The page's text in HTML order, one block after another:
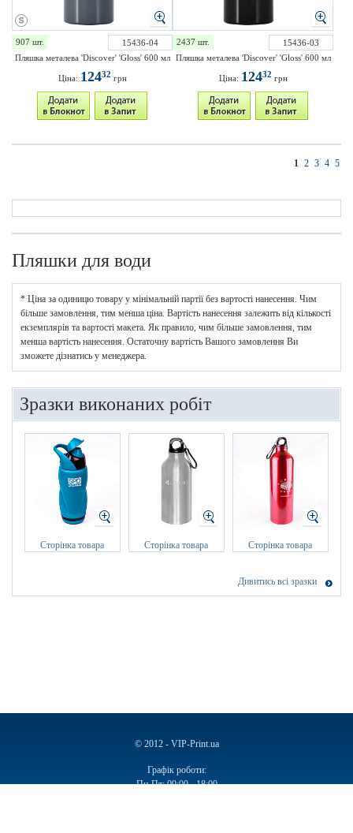
907 шт.
15436-04
Пляшка металева 'Discover' 'Gloss' 600 мл
Ціна: 12432 грн
2437 шт.
15436-03
Пляшка металева 'Discover' 'Gloss' 600 мл
Ціна: 12432 грн
1 2 3 4 5
Пляшки для води
* Ціна за одиницю товару у мінімальній партії без вартості нанесення. Чим
більше замовлення, тим менша ціна. Вартість нанесення залежить від кількості
екземплярів та вартості макета. Як правило, чим більше замовлення, тим
менша вартість нанесення. Остаточну вартість Вашого замовлення Ви
зможете дізнатись у менеджера.
Зразки виконаних робіт
Сторінка товара Сторінка товара Сторінка товара
Дивитись всі зразки
© 2012 - VIP-Print.ua
Графік роботи:
Пн-Пт: 09:00 - 18:00